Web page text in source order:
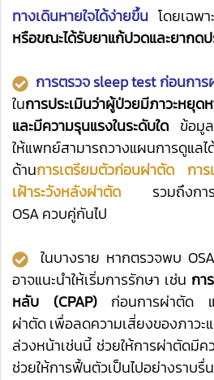
ทางเดินหายใจได้ง่ายขึ้น โดยเฉพา
หรือขณะได้รับยาแก้ปวดและยากด
การตรวจ sleep test ก่อนกา
ในการประเมินว่าผู้ป่วยมีภาวะหยุด
และมีความรุนแรงในระดับใด ข้อมู
ให้แพทย์สามารถวางแผนการดูแล
ด้านการเตรียมตัวก่อนผ่าตัด กา
เฝ้าระวังหลังผ่าตัด
รวมถึงกา
OSA ควบคู่กันไป
ในบางราย หากตรวจพบ
อาจแนะนำให้เริ่มการรักษา เช่น กา
หลับ (CPAP)ก่อนการผ่าตัด แล
ผ่าตัด เพื่อลดความเสี่ยงของภาวะ
ล่วงหน้าเช่นนี้ ช่วยให้การผ่าตัดมี
ช่วยให้การฟื้นตัวเป็นไปอย่างราบรื่น